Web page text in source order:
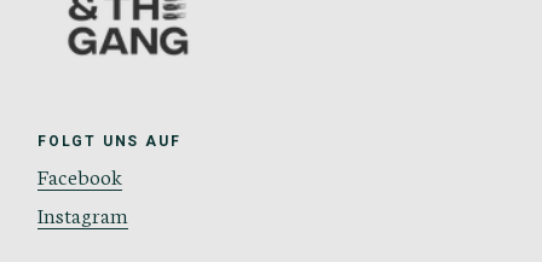
FOLGT UNS AUF
Facebook
Instagram